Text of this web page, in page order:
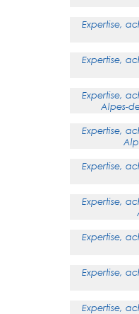
Expertise,
Expertise,
Expertise,
Alpes-
Expertise,
Expertise,
Expertise,
Expertise,
Expertise,
Expertise,